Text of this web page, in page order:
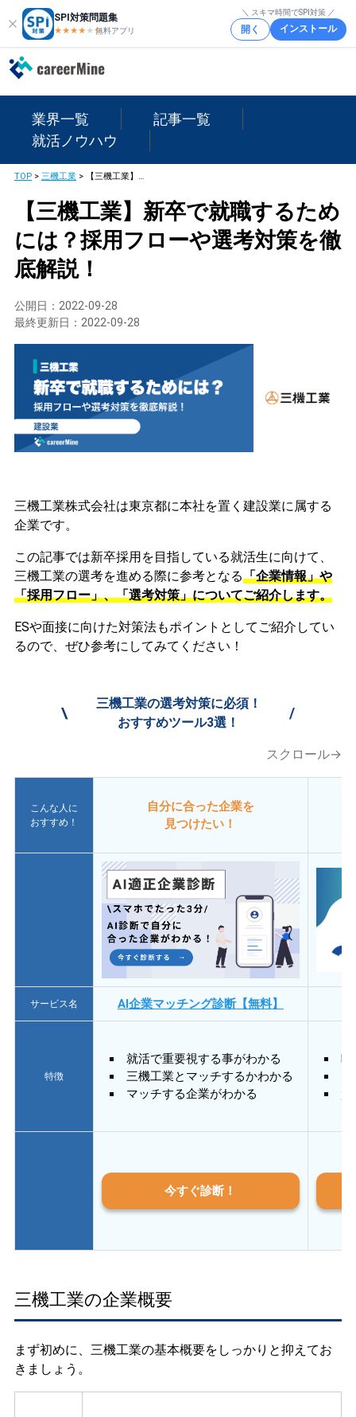
SPI対策問題集
★★★★ ★★
無料アプリ
＼ スキマ時間でSPI対策 ／
開く インストール
業界一覧
記事一覧
就活ノウハウ
TOP> 三機工業> 【三機工業】新卒で就職するためには？採用フローや選考対策を徹底解説！
【三機工業】新卒で就職するため
には？採用フローや選考対策を徹
底解説！
公開日： 2022-09-28
最終更新日： 2022-09-28
三機工業株式会社は東京都に本社を置く建設業に属する
企業です。
この記事では新卒採用を目指している就活生に向けて、
三機工業の選考を進める際に参考となる「企業情報」や
「採用フロー」、「選考対策」についてご紹介します。
ESや面接に向けた対策法もポイントとしてご紹介してい
るので、ぜひ参考にしてみてください！
\
三機工業の選考対策に必須！
おすすめツール3選！
/
スクロール→
こんな人に
おすすめ！
自分に合った企業を
見つけたい！
サービス名 AI企業マッチング診断【無料】
特徴
就活で重要視する事がわかる
三機工業とマッチするかわかる
マッチする企業がわかる
質
今すぐ診断！
三機工業の企業概要
まず初めに、三機工業の基本概要をしっかりと抑えてお
きましょう。